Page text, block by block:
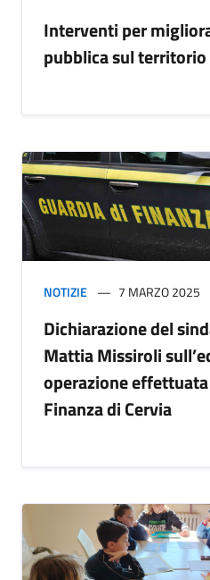
Interventi per
pubblica sul territorio
NOTIZIE 7 MARZO 2025
Dichiarazione del
Mattia Missiroli
operazione
Finanza di Cervia